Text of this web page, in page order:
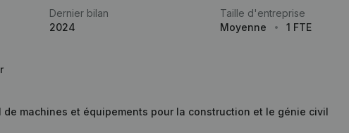
Dernier bilan
2024
Taille d'entreprise
Moyenne
1 FTE
machines et équipements pour la construction et le génie civil